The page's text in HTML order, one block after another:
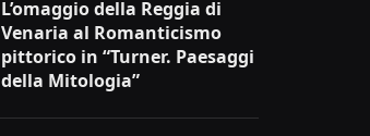
L’omaggio della Reggia di
Venaria al Romanticismo
pittorico in “Turner. Paesaggi
della Mitologia”